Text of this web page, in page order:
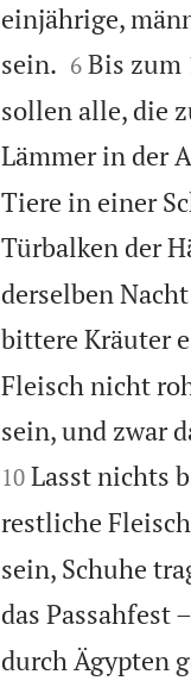
einjährige,
sein.
6 Bis zum
sollen alle, die
Lämmer in der
Tiere in einer
Türbalken der
derselben
bittere Kräuter
Fleisch nicht
sein, und zwar
10 Lasst nichts
restliche
sein, Schuhe
das Passahfest
durch Ägypten